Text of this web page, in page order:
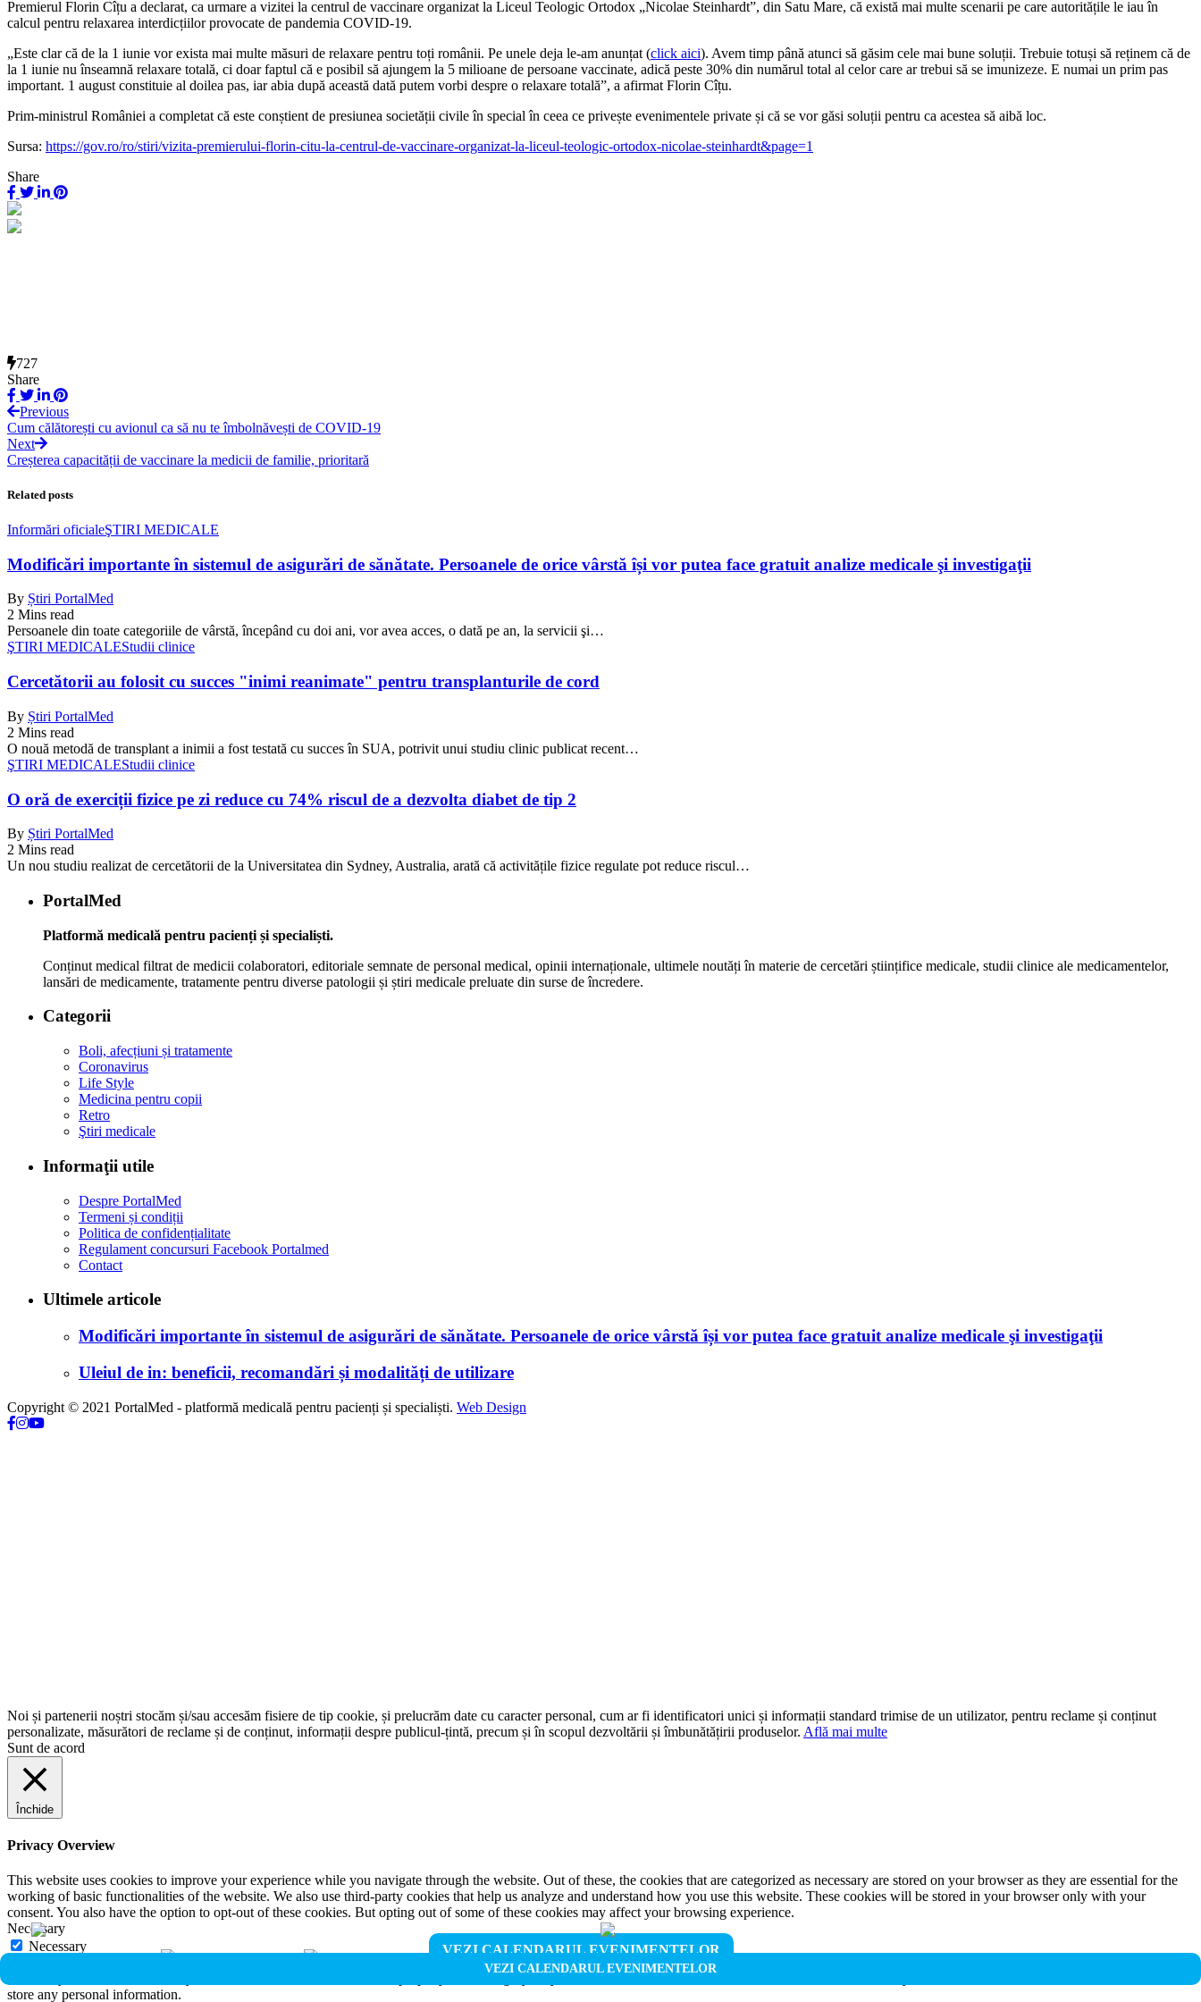
Premierul Florin Cîțu a declarat, ca urmare a vizitei la centrul de vaccinare organizat la Liceul Teologic Ortodox „Nicolae Steinhardt”, din Satu Mare, că există mai multe scenarii pe care autoritățile le iau în
calcul pentru relaxarea interdicțiilor provocate de pandemia COVID-19.
„Este clar că de la 1 iunie vor exista mai multe măsuri de relaxare pentru toți românii. Pe unele deja le-am anunțat (click aici). Avem timp până atunci să găsim cele mai bune soluții. Trebuie totuși să reținem că de
la 1 iunie nu înseamnă relaxare totală, ci doar faptul că e posibil să ajungem la 5 milioane de persoane vaccinate, adică peste 30% din numărul total al celor care ar trebui să se imunizeze. E numai un prim pas
important. 1 august constituie al doilea pas, iar abia după această dată putem vorbi despre o relaxare totală”, a afirmat Florin Cîțu.
Prim-ministrul României a completat că este conștient de presiunea societății civile în special în ceea ce privește evenimentele private și că se vor găsi soluții pentru ca acestea să aibă loc.
Sursa: https://gov.ro/ro/stiri/vizita-premierului-florin-citu-la-centrul-de-vaccinare-organizat-la-liceul-teologic-ortodox-nicolae-steinhardt&page=1
Share
VEZI CALENDARUL EVENIMENTELOR
VEZI CALENDARUL EVENIMENTELOR
727
Share
Previous
Cum călătorești cu avionul ca să nu te îmbolnăvești de COVID-19
Next
Creșterea capacității de vaccinare la medicii de familie, prioritară
Related posts
Informări oficialeŞTIRI MEDICALE
Modificări importante în sistemul de asigurări de sănătate. Persoanele de orice vârstă își vor putea face gratuit analize medicale şi investigaţii
By Știri PortalMed
2 Mins read
Persoanele din toate categoriile de vârstă, începând cu doi ani, vor avea acces, o dată pe an, la servicii şi…
ŞTIRI MEDICALEStudii clinice
Cercetătorii au folosit cu succes "inimi reanimate" pentru transplanturile de cord
By Știri PortalMed
2 Mins read
O nouă metodă de transplant a inimii a fost testată cu succes în SUA, potrivit unui studiu clinic publicat recent…
ŞTIRI MEDICALEStudii clinice
O oră de exerciții fizice pe zi reduce cu 74% riscul de a dezvolta diabet de tip 2
By Știri PortalMed
2 Mins read
Un nou studiu realizat de cercetătorii de la Universitatea din Sydney, Australia, arată că activitățile fizice regulate pot reduce riscul…
PortalMed
Platformă medicală pentru pacienți și specialiști.
Conținut medical filtrat de medicii colaboratori, editoriale semnate de personal medical, opinii internaționale, ultimele noutăți în materie de cercetări științifice medicale, studii clinice ale medicamentelor,
lansări de medicamente, tratamente pentru diverse patologii și știri medicale preluate din surse de încredere.
Categorii
Boli, afecțiuni și tratamente
Coronavirus
Life Style
Medicina pentru copii
Retro
Ştiri medicale
Informaţii utile
Despre PortalMed
Termeni și condiții
Politica de confidențialitate
Regulament concursuri Facebook Portalmed
Contact
Ultimele articole
Modificări importante în sistemul de asigurări de sănătate. Persoanele de orice vârstă își vor putea face gratuit analize medicale şi investigaţii
Uleiul de in: beneficii, recomandări și modalități de utilizare
Copyright © 2021 PortalMed - platformă medicală pentru pacienți și specialiști. Web Design
Noi și partenerii noștri stocăm și/sau accesăm fisiere de tip cookie, și prelucrăm date cu caracter personal, cum ar fi identificatori unici și informații standard trimise de un utilizator, pentru reclame și conținut
personalizate, măsurători de reclame și de conținut, informații despre publicul-țintă, precum și în scopul dezvoltării și îmbunătățirii produselor. Află mai multe
Sunt de acord
Închide
Privacy Overview
This website uses cookies to improve your experience while you navigate through the website. Out of these, the cookies that are categorized as necessary are stored on your browser as they are essential for the
working of basic functionalities of the website. We also use third-party cookies that help us analyze and understand how you use this website. These cookies will be stored in your browser only with your
consent. You also have the option to opt-out of these cookies. But opting out of some of these cookies may affect your browsing experience.
Necessary
Necessary
store any personal information.